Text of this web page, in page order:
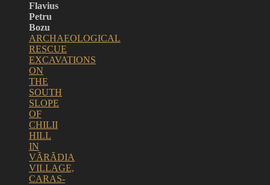
Flavius
Petru
Bozu
ARCHAEOLOGICAL
RESCUE
EXCAVATIONS
ON
THE
SOUTH
SLOPE
OF
CHILII
HILL
IN
VÃRÃDIA
VILLAGE,
CARAS-